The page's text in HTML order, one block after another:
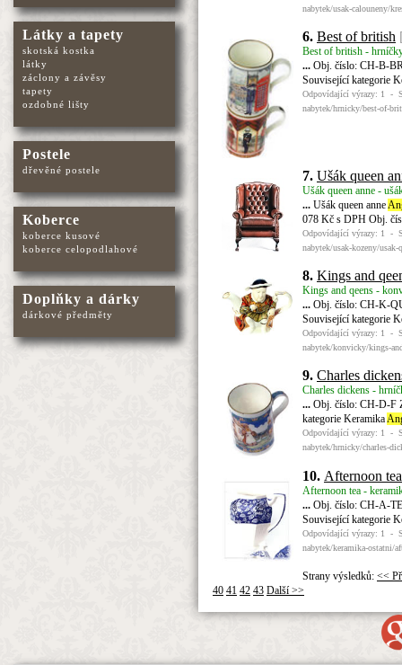
nabytek/usak-calouneny/
6. Best of british
Best of british -
...Obj. číslo: CH-B-
Související kategorie
Odpovídající výrazy: 1 -
nabytek/hrnicky/best-of-
7. Ušák queen
Ušák queen anne -
...Ušák queen anne
078 Kč s DPH Obj.
Odpovídající výrazy: 1 -
nabytek/usak-kozeny/usak-
8. Kings and
Kings and qeens -
...Obj. číslo: CH-K-
Související kategorie
Odpovídající výrazy: 1 -
nabytek/konvicky/kings-
9. Charles
Charles dickens -
...Obj. číslo: CH-D-F
kategorie Keramika
Odpovídající výrazy: 1 -
nabytek/hrnicky/charles-
10. Afternoon tea
Afternoon tea -
...Obj. číslo: CH-A-
Související kategorie
Odpovídající výrazy: 1 -
nabytek/keramika-ostatni/
Strany výsledků: <<
40 41 42 43 Další >>
Látky a tapety
skotská kostka
látky
záclony a závěsy
tapety
ozdobné lišty
Postele
dřevěné postele
Koberce
koberce kusové
koberce celopodlahové
Doplňky a dárky
dárkové předměty